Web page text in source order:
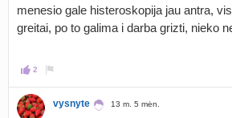
menesio gale histeroskopija jau antra,
greitai, po to galima i darba grizti, nieko
2
vysnyte 13 m. 5 mėn.